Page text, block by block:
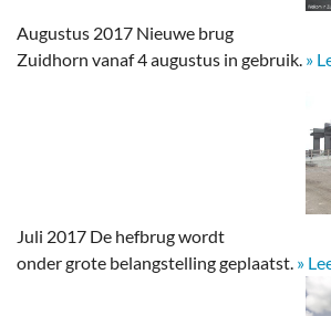
Augustus 2017 Nieuwe brug
Zuidhorn vanaf 4 augustus in gebruik. »
Juli 2017 De hefbrug wordt
onder grote belangstelling geplaatst. »